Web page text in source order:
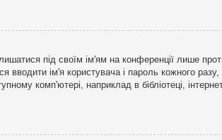
під своїм ім'ям на конференції лише
ім'я користувача і пароль кожного
комп'ютері, наприклад в бібліотеці,